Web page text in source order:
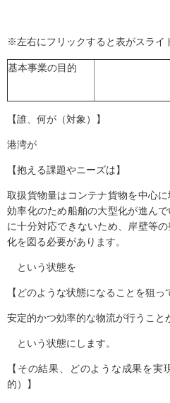
※左右にフリックすると表がスライ
基本事業の目的
【誰、何が（対象）】
港湾が
【抱える課題やニーズは】
取扱貨物量はコンテナ貨物を中心
効率化のため船舶の大型化が進ん
に十分対応できないため、岸壁等
化を図る必要があります。
という状態を
【どのような状態になることを狙っ
安定的かつ効率的な物流が行うこと
という状態にします。
【その結果、どのような成果を実
的）】